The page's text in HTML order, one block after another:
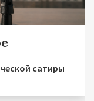
сатиры